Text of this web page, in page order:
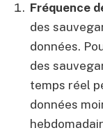
Fréquence
des
données.
des
temps réel
données